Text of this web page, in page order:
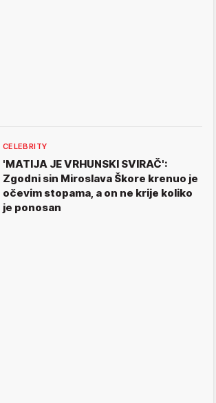
CELEBRITY
'MATIJA JE VRHUNSKI SVIRAČ':
Zgodni sin Miroslava Škore krenuo je
očevim stopama, a on ne krije koliko
je ponosan